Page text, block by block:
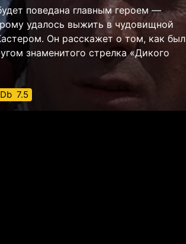
поведана главным героем —
удалось выжить в чудовищной
Он расскажет о том, как был
знаменитого стрелка «Дикого
7.5